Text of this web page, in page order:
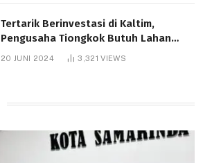
Tertarik Berinvestasi di Kaltim,
Pengusaha Tiongkok Butuh Lahan
1.000 Hektare
20 JUNI 2024 3,321VIEWS